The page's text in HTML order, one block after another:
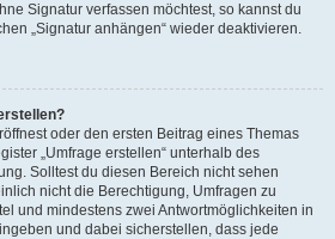
Signatur verfassen möchtest, so kannst du
„Signatur anhängen“ wieder deaktivieren.
oder den ersten Beitrag eines Themas
„Umfrage erstellen“ unterhalb des
Solltest du diesen Bereich nicht sehen
nicht die Berechtigung, Umfragen zu
und mindestens zwei Antwortmöglichkeiten in
und dabei sicherstellen, dass jede